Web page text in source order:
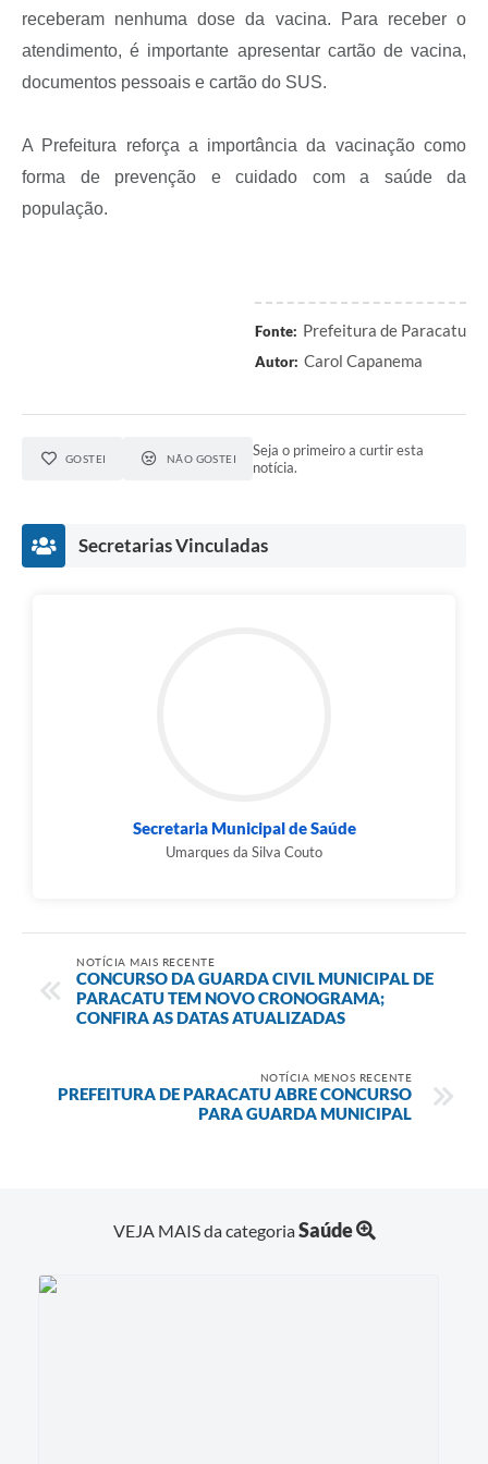
receberam nenhuma dose da vacina. Para receber o
atendimento, é importante apresentar cartão de vacina,
documentos pessoais e cartão do SUS.
A Prefeitura reforça a importância da vacinação como
forma de prevenção e cuidado com a saúde da
população.
Fonte: Prefeitura de Paracatu
Autor: Carol Capanema
GOSTEI NÃO GOSTEI
Seja o primeiro a curtir esta
notícia.
Secretarias Vinculadas
Secretaria Municipal de Saúde
Umarques da Silva Couto
NOTÍCIA MAIS RECENTE
CONCURSO DA GUARDA CIVIL MUNICIPAL DE
PARACATU TEM NOVO CRONOGRAMA;
CONFIRA AS DATAS ATUALIZADAS
NOTÍCIA MENOS RECENTE
PREFEITURA DE PARACATU ABRE CONCURSO
PARA GUARDA MUNICIPAL
VEJA MAIS da categoriaSaúde